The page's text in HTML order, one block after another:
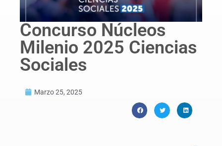
Concurso Núcleos
Milenio 2025 Ciencias
Sociales
Marzo 25, 2025